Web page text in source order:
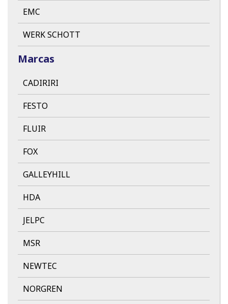
EMC
WERK SCHOTT
Marcas
CADIRIRI
FESTO
FLUIR
FOX
GALLEYHILL
HDA
JELPC
MSR
NEWTEC
NORGREN